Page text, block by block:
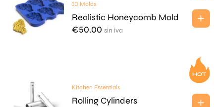
3D Molds
Realistic Honeycomb Mold
€50.00 sin iva
Kitchen Essentials
Rolling Cylinders